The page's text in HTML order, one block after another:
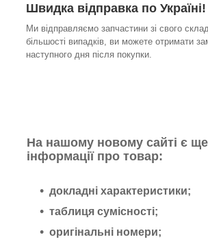
Швидка відправка по Україні!
Ми відправляємо запчастини зі свого
більшості випадків, ви можете отримати
наступного дня після покупки.
На нашому новому сайті є
інформації про товар:
докладні характеристики;
таблиця сумісності;
оригінальні номери;